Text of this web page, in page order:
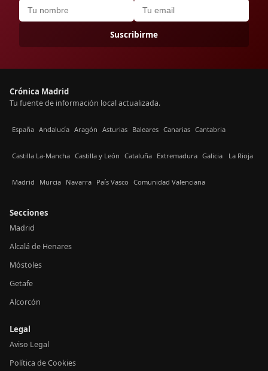
Suscribirme
Crónica Madrid
Tu fuente de información local actualizada.
España Andalucía Aragón Asturias Baleares Canarias Cantabria
Castilla La-Mancha Castilla y León Cataluña Extremadura Galicia La Rioja
Madrid Murcia Navarra País Vasco Comunidad Valenciana
Secciones
Madrid
Alcalá de Henares
Móstoles
Getafe
Alcorcón
Legal
Aviso Legal
Política de Cookies